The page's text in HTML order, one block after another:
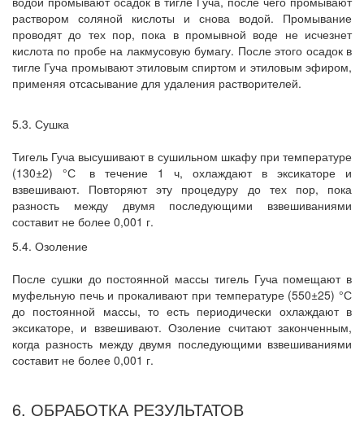
раствором соляной кислоты и снова водой. Промывание
проводят до тех пор, пока в промывной воде не исчезнет
кислота по пробе на лакмусовую бумагу. После этого осадок в
тигле Гуча промывают этиловым спиртом и этиловым эфиром,
применяя отсасывание для удаления растворителей.
5.3. Сушка
Тигель Гуча высушивают в сушильном шкафу при температуре
(130±2) °С
в течение 1 ч, охлаждают в эксикаторе и
взвешивают. Повторяют эту процедуру до тех пор, пока
разность между двумя последующими взвешиваниями
составит не более 0,001 г.
5.4. Озоление
После сушки до постоянной массы тигель Гуча помещают в
муфельную печь и прокаливают при температуре (550±25) °С
до постоянной массы, то есть периодически охлаждают в
эксикаторе, и взвешивают. Озоление считают законченным,
когда разность между двумя последующими взвешиваниями
составит не более 0,001 г.
6. ОБРАБОТКА РЕЗУЛЬТАТОВ